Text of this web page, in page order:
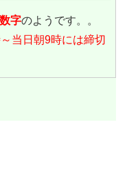
字のようです。。
当日朝9時には締切